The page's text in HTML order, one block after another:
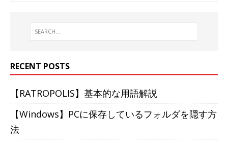
RECENT POSTS
【RATROPOLIS】基本的な用語解説
【Windows】PCに保存しているフォルダを隠す方
法